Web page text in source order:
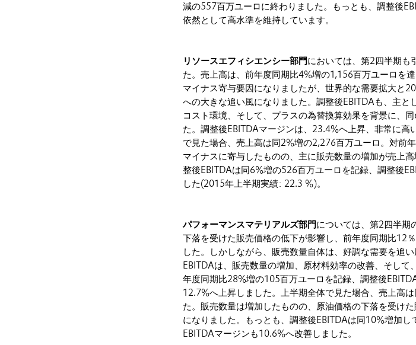
減の557百万ユーロに終わりました。もっとも、調整後
依然として高水準を維持しています。
リソースエフィシエンシー部門においては、第2四半期も
た。売上高は、前年度同期比4%増の1,156百万ユーロを
マイナス寄与要因になりましたが、世界的な需要拡大と
への大きな追い風になりました。調整後EBITDAも、主と
コスト環境、そして、プラスの為替換算効果を背景に、
た。調整後EBITDAマージンは、23.4%へ上昇、非常に高
で見た場合、売上高は同2%増の2,276百万ユーロ。対前
マイナスに寄与したものの、主に販売数量の増加が売上
整後EBITDAは同6%増の526百万ユーロを記録、調整後
した(2015年上半期実績: 22.3 %)。
パフォーマンスマテリアルズ部門については、第2四半期
下落を受けた販売価格の低下が影響し、前年度同期比12
した。しかしながら、販売数量自体は、好調な需要を追
EBITDAは、販売数量の増加、原材料効率の改善、そして
年度同期比28%増の105百万ユーロを記録、調整後
12.7%へ上昇しました。上半期全体で見た場合、売上高
た。販売数量は増加したものの、原油価格の下落を受け
になりました。もっとも、調整後EBITDAは同10%増加
EBITDAマージンも10.6%へ改善しました。